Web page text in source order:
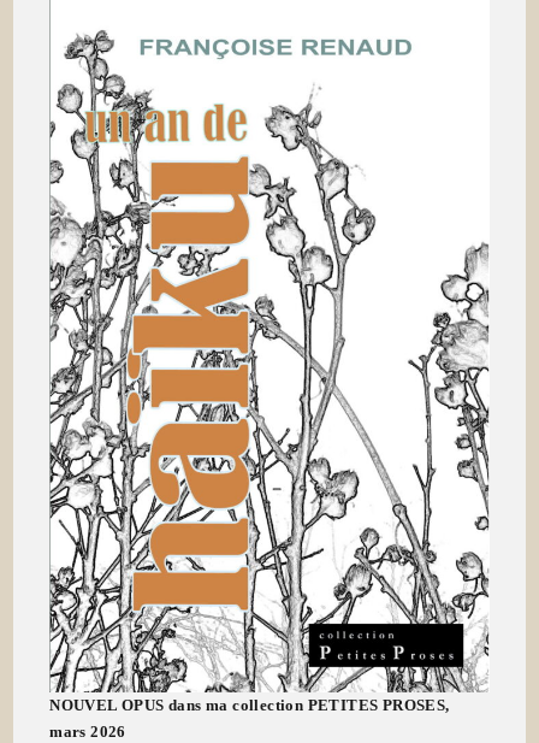
NOUVEL OPUS dans ma collection PETITES PROSES,
mars 2026